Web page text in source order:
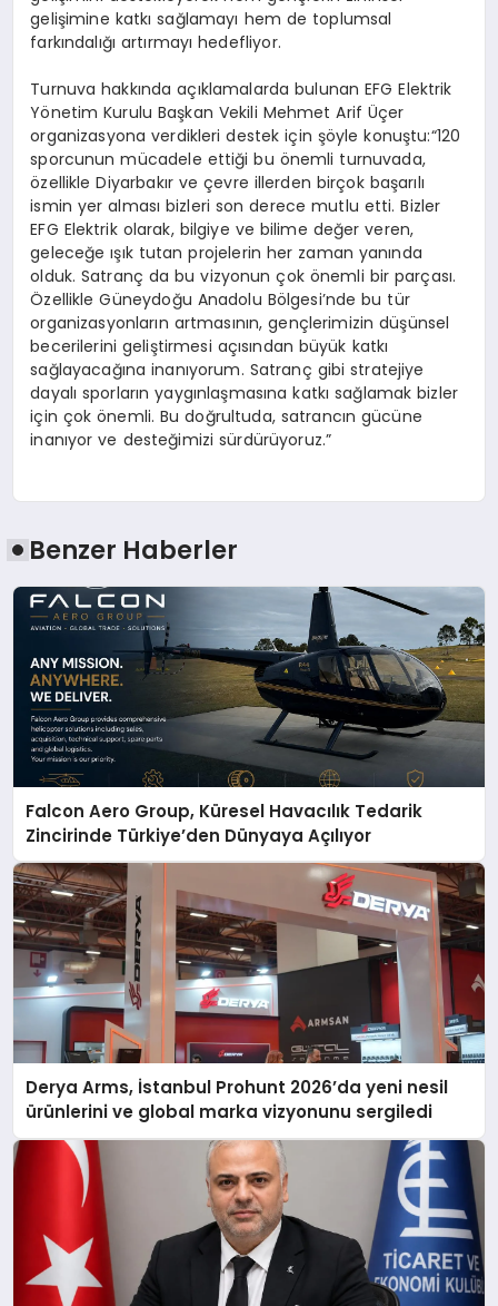
gelişimine katkı sağlamayı hem de toplumsal
farkındalığı artırmayı hedefliyor.
Turnuva hakkında açıklamalarda bulunan EFG Elektrik
Yönetim Kurulu Başkan Vekili Mehmet Arif Üçer
organizasyona verdikleri destek için şöyle konuştu:“120
sporcunun mücadele ettiği bu önemli turnuvada,
özellikle Diyarbakır ve çevre illerden birçok başarılı
ismin yer alması bizleri son derece mutlu etti. Bizler
EFG Elektrik olarak, bilgiye ve bilime değer veren,
geleceğe ışık tutan projelerin her zaman yanında
olduk. Satranç da bu vizyonun çok önemli bir parçası.
Özellikle Güneydoğu Anadolu Bölgesi’nde bu tür
organizasyonların artmasının, gençlerimizin düşünsel
becerilerini geliştirmesi açısından büyük katkı
sağlayacağına inanıyorum. Satranç gibi stratejiye
dayalı sporların yaygınlaşmasına katkı sağlamak bizler
için çok önemli. Bu doğrultuda, satrancın gücüne
inanıyor ve desteğimizi sürdürüyoruz.”
Benzer Haberler
Falcon Aero Group, Küresel Havacılık Tedarik
Zincirinde Türkiye’den Dünyaya Açılıyor
Derya Arms, İstanbul Prohunt 2026’da yeni nesil
ürünlerini ve global marka vizyonunu sergiledi